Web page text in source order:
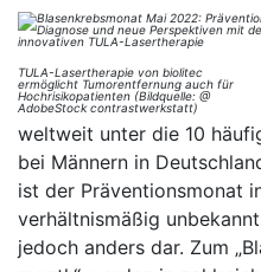
TULA-Lasertherapie von biolitec
ermöglicht Tumorentfernung auch für
Hochrisikopatienten (Bildquelle: @
AdobeStock contrastwerkstatt)
weltweit unter die 10
bei Männern in
ist der Präventionsmonat
verhältnismäßig
jedoch anders dar. Zum